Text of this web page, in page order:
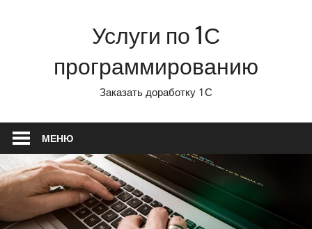
Услуги по 1С
программированию
Заказать доработку 1С
МЕНЮ